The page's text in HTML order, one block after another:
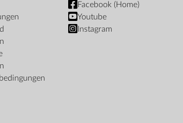
Facebook (Home)
Youtube
Instagram